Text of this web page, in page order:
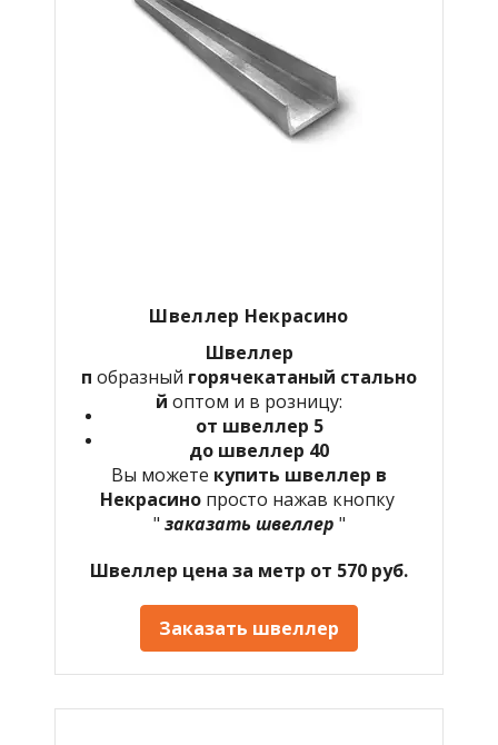
Швеллер Некрасино
Швеллер
п образный горячекатаный стально
й оптом и в розницу:
от швеллер 5
до швеллер 40
Вы можете купить швеллер в
Некрасино просто нажав кнопку
" заказать швеллер "
Швеллер цена за метр от 570 руб.
Заказать швеллер